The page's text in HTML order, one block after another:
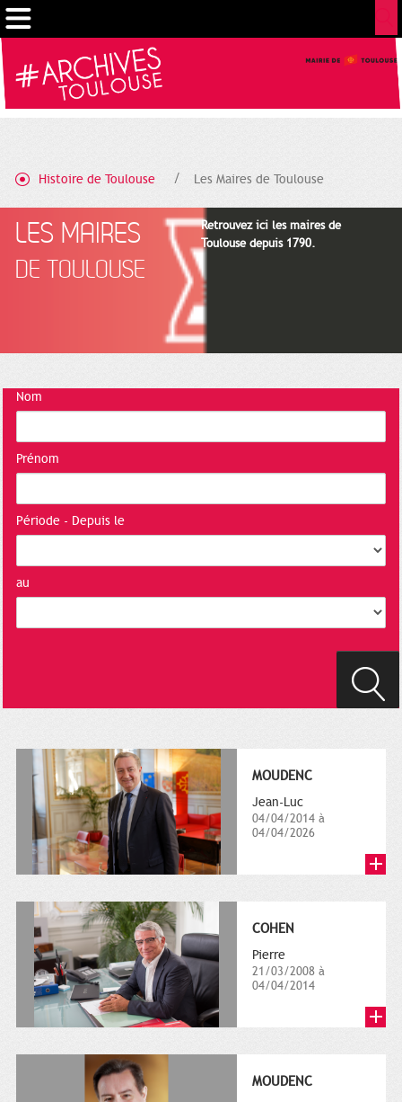
Histoire de Toulouse Les Maires de Toulouse
LES MAIRES
DE TOULOUSE
Retrouvez ici les maires de
Toulouse depuis 1790.
Nom
Prénom
Période - Depuis le
au
MOUDENC
Jean-Luc
04/04/2014 à
04/04/2026
COHEN
Pierre
21/03/2008 à
04/04/2014
MOUDENC
Gestion de vos préférences sur les cookies